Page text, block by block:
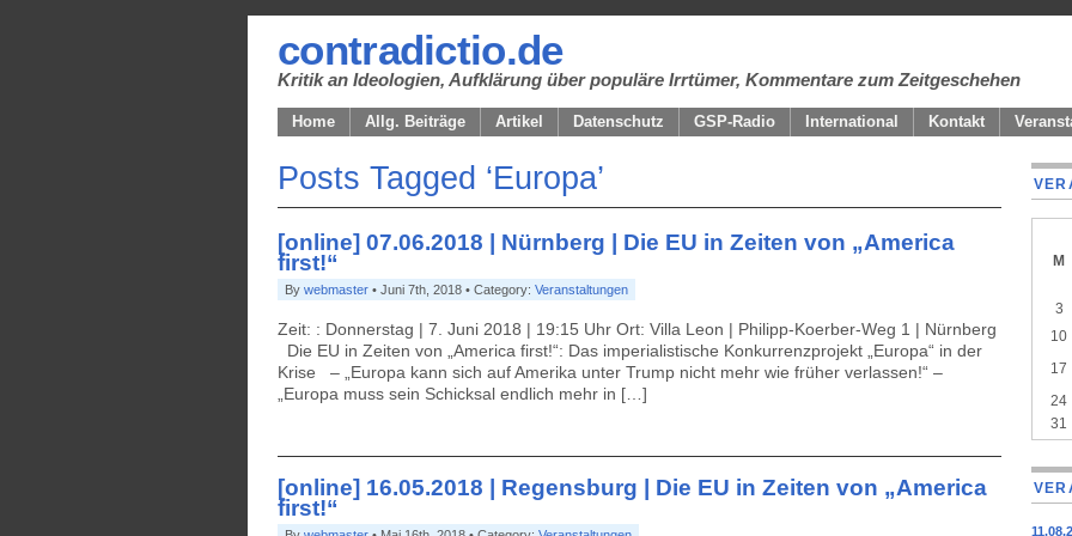
contradictio.de
Kritik an Ideologien, Aufklärung über populäre Irrtümer, Kommentare zum Zeitgeschehen
Home Allg. Beiträge Artikel Datenschutz GSP-Radio International Kontakt
Posts Tagged ‘Europa’
[online] 07.06.2018 | Nürnberg | Die EU in Zeiten von „America
first!“
By webmaster • Juni 7th, 2018 • Category: Veranstaltungen
Zeit: : Donnerstag | 7. Juni 2018 | 19:15 Uhr Ort: Villa Leon | Philipp-Koerber-Weg 1 | Nürnberg
Die EU in Zeiten von „America first!“: Das imperialistische Konkurrenzprojekt „Europa“ in der
Krise – „Europa kann sich auf Amerika unter Trump nicht mehr wie früher verlassen!“ –
„Europa muss sein Schicksal endlich mehr in […]
[online] 16.05.2018 | Regensburg | Die EU in Zeiten von „America
first!“
M
3
10
17
24
31